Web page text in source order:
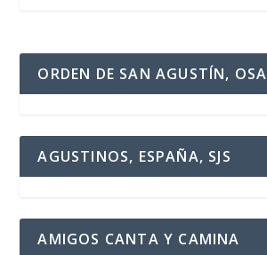
ORDEN DE SAN AGUSTÍN, OSA
AGUSTINOS, ESPAÑA, SJS
AMIGOS CANTA Y CAMINA